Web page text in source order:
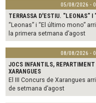
05/08/2026 -
TERRASSA D'ESTIU. "LEONAS"
“Leonas” i “El último mono”
la primera setmana d’agost
08/08/2026 -
JOCS INFANTILS, REPARTIMENT
XARANGUES
El III Concurs de Xarangues
de setmana d’agost